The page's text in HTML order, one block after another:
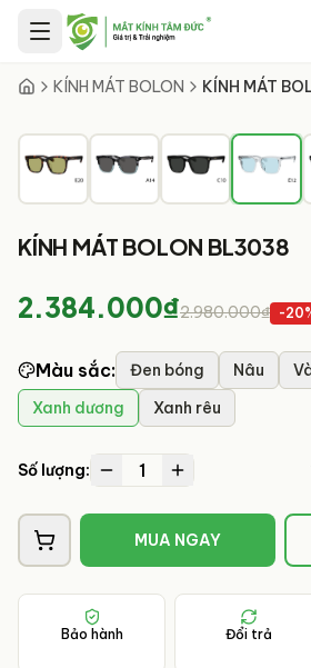
Chuyển đến nội dung chính
KÍNH MÁT BOLON KÍNH MÁT
KÍNH MÁT BOLON BL3038
2.384.000₫2.980.000₫ -20
Màu sắc: Đen bóng Nâu
Xanh dương
Xanh rêu
Số lượng: 1
MUA NGAY
Bảo hành Đổi trả